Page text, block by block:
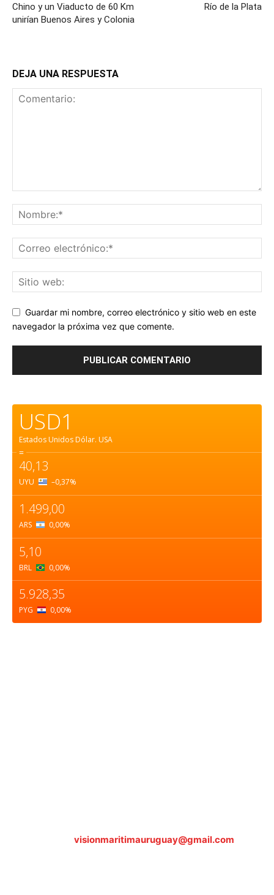
Chino y un Viaducto de 60 Km
unirían Buenos Aires y Colonia
Río de la Plata
DEJA UNA RESPUESTA
Guardar mi nombre, correo electrónico y sitio web en este
navegador la próxima vez que comente.
USD1
Estados Unidos Dólar. USA
=
40,13
UYU –0,37%
1.499,00
ARS 0,00%
5,10
BRL 0,00%
5.928,35
PYG 0,00%
visionmaritimauruguay@gmail.com